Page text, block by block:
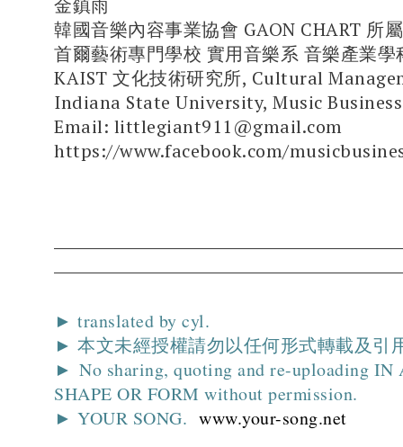
金鎮雨
韓國音樂內容事業協會 GAON CHART 所
首爾藝術專門學校 實用音樂系 音樂產業學
KAIST 文化技術研究所, Cultural
Indiana State University, Music Business
Email: littlegiant911@gmail.com
https://www.facebook.com/
► translated by cyl.
► 本文未經授權請勿以任何形式轉載及引
► No sharing, quoting and re-uploading IN
SHAPE OR FORM without permission.
► YOUR SONG. www.your-song.net